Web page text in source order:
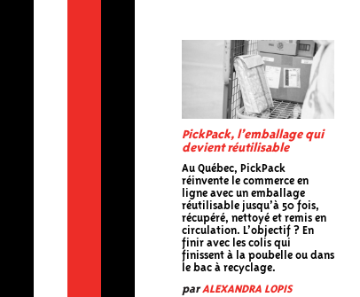
PickPack, l’emballage qui
devient réutilisable
Au Québec, PickPack
réinvente le commerce en
ligne avec un emballage
réutilisable jusqu’à 50 fois,
récupéré, nettoyé et remis en
circulation. L’objectif ? En
finir avec les colis qui
finissent à la poubelle ou dans
le bac à recyclage.
parALEXANDRA LOPIS